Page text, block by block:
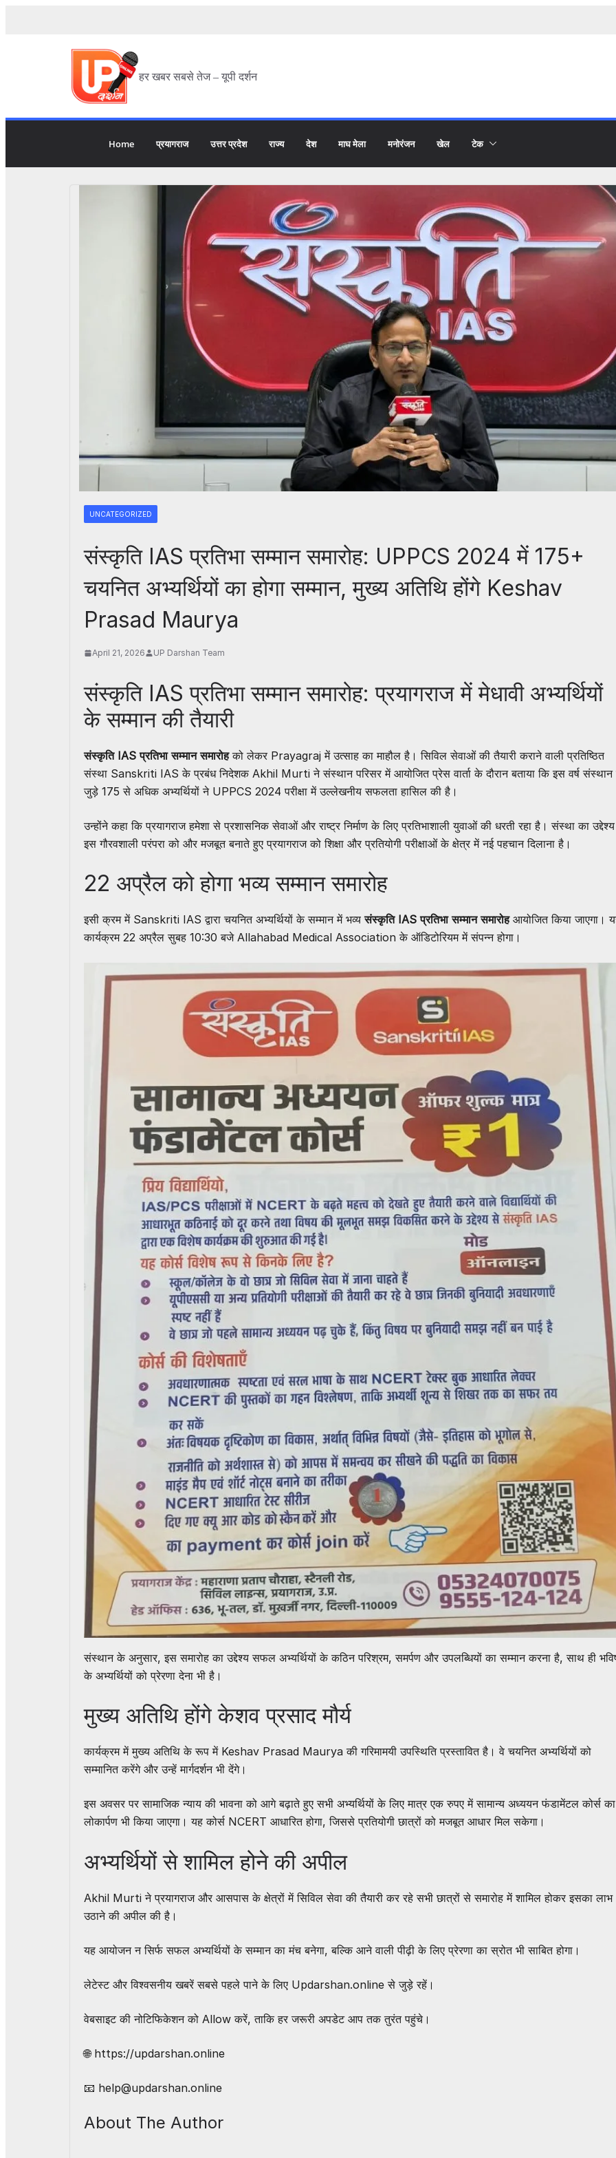
हर खबर सबसे तेज – यूपी दर्शन
Home प्रयागराज उत्तर प्रदेश राज्य देश माघ मेला मनोरंजन खेल टेक
UNCATEGORIZED
संस्कृति IAS प्रतिभा सम्मान समारोह: UPPCS 2024 में 175+
चयनित अभ्यर्थियों का होगा सम्मान, मुख्य अतिथि होंगे Keshav
Prasad Maurya
April 21, 2026 UP Darshan Team
संस्कृति IAS प्रतिभा सम्मान समारोह: प्रयागराज में मेधावी अभ्यर्थियों
के सम्मान की तैयारी
संस्कृति IAS प्रतिभा सम्मान समारोहको लेकर Prayagraj में उत्साह का माहौल है। सिविल सेवाओं की तैयारी कराने वाली प्रतिष्ठित
संस्था Sanskriti IAS के प्रबंध निदेशक Akhil Murti ने संस्थान परिसर में आयोजित प्रेस वार्ता के दौरान बताया कि इस वर्ष
जुड़े 175 से अधिक अभ्यर्थियों ने UPPCS 2024 परीक्षा में उल्लेखनीय सफलता हासिल की है।
उन्होंने कहा कि प्रयागराज हमेशा से प्रशासनिक सेवाओं और राष्ट्र निर्माण के लिए प्रतिभाशाली युवाओं की धरती रहा है। संस्था का उद्देश्य
इस गौरवशाली परंपरा को और मजबूत बनाते हुए प्रयागराज को शिक्षा और प्रतियोगी परीक्षाओं के क्षेत्र में नई पहचान दिलाना है।
22 अप्रैल को होगा भव्य सम्मान समारोह
इसी क्रम में Sanskriti IAS द्वारा चयनित अभ्यर्थियों के सम्मान में भव्यसंस्कृति IAS प्रतिभा सम्मान समारोहआयोजित किया जाएगा।
कार्यक्रम 22 अप्रैल सुबह 10:30 बजे Allahabad Medical Association के ऑडिटोरियम में संपन्न होगा।
संस्थान के अनुसार, इस समारोह का उद्देश्य सफल अभ्यर्थियों के कठिन परिश्रम, समर्पण और उपलब्धियों का सम्मान करना है, साथ ही
के अभ्यर्थियों को प्रेरणा देना भी है।
मुख्य अतिथि होंगे केशव प्रसाद मौर्य
कार्यक्रम में मुख्य अतिथि के रूप में Keshav Prasad Maurya की गरिमामयी उपस्थिति प्रस्तावित है। वे चयनित अभ्यर्थियों को
सम्मानित करेंगे और उन्हें मार्गदर्शन भी देंगे।
इस अवसर पर सामाजिक न्याय की भावना को आगे बढ़ाते हुए सभी अभ्यर्थियों के लिए मात्र एक रुपए में सामान्य अध्ययन फंडामेंटल कोर्स का
लोकार्पण भी किया जाएगा। यह कोर्स NCERT आधारित होगा, जिससे प्रतियोगी छात्रों को मजबूत आधार मिल सकेगा।
अभ्यर्थियों से शामिल होने की अपील
Akhil Murti ने प्रयागराज और आसपास के क्षेत्रों में सिविल सेवा की तैयारी कर रहे सभी छात्रों से समारोह में शामिल होकर इसका लाभ
उठाने की अपील की है।
यह आयोजन न सिर्फ सफल अभ्यर्थियों के सम्मान का मंच बनेगा, बल्कि आने वाली पीढ़ी के लिए प्रेरणा का स्रोत भी साबित होगा।
लेटेस्ट और विश्वसनीय खबरें सबसे पहले पाने के लिए Updarshan.online से जुड़े रहें।
वेबसाइट की नोटिफिकेशन को Allow करें, ताकि हर जरूरी अपडेट आप तक तुरंत पहुंचे।
🌐https://updarshan.online
📧 help@updarshan.online
About The Author